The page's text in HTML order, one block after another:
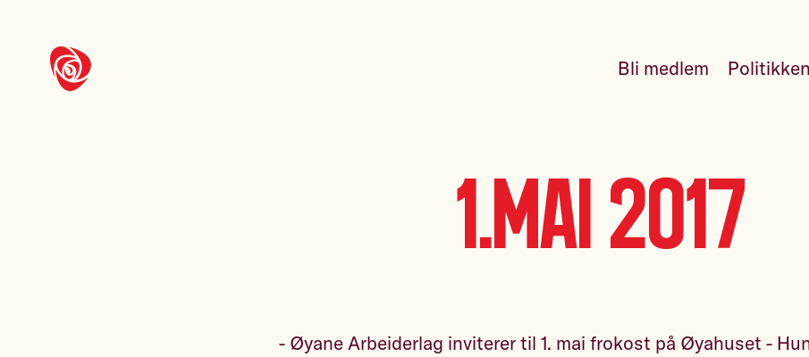
Bli medlem Politikken
1.mai 2017
- Øyane Arbeiderlag inviterer til 1. mai frokost på Øyahuset -